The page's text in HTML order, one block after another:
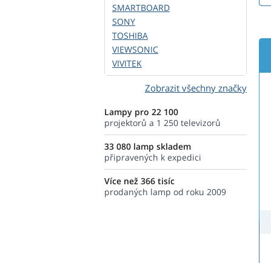
SMARTBOARD
SONY
TOSHIBA
VIEWSONIC
VIVITEK
Zobrazit všechny značky
Lampy pro 22 100
projektorů a 1 250 televizorů
33 080 lamp skladem
připravených k expedici
Více než 366 tisíc
prodaných lamp od roku 2009